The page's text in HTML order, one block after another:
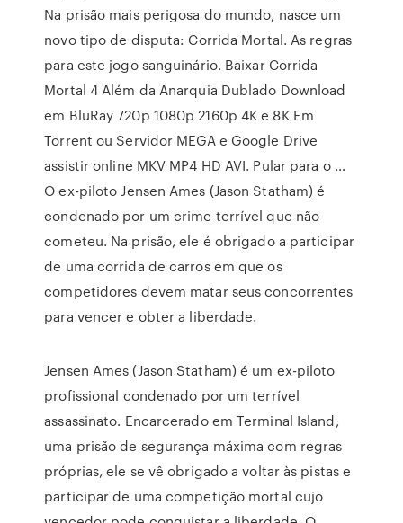
Na prisão mais perigosa do mundo, nasce um
novo tipo de disputa: Corrida Mortal. As regras
para este jogo sanguinário. Baixar Corrida
Mortal 4 Além da Anarquia Dublado Download
em BluRay 720p 1080p 2160p 4K e 8K Em
Torrent ou Servidor MEGA e Google Drive
assistir online MKV MP4 HD AVI. Pular para o …
O ex-piloto Jensen Ames (Jason Statham) é
condenado por um crime terrível que não
cometeu. Na prisão, ele é obrigado a participar
de uma corrida de carros em que os
competidores devem matar seus concorrentes
para vencer e obter a liberdade.
Jensen Ames (Jason Statham) é um ex-piloto
profissional condenado por um terrível
assassinato. Encarcerado em Terminal Island,
uma prisão de segurança máxima com regras
próprias, ele se vê obrigado a voltar às pistas e
participar de uma competição mortal cujo